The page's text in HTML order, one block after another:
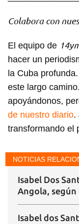
Para poder
iniciar sesión
Colabora con
El equipo de
hacer un
la Cuba
este largo
apoyándonos,
de nuestro diario.
transformando el
NOTICIAS
Isabel Dos
Angola,
Isabel dos